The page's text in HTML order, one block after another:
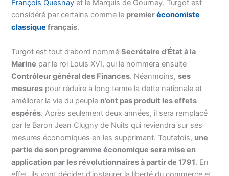
François Quesnay et le Marquis de Gourney. Turgot est
considéré par certains comme le premieréconomiste
classique français.
Turgot est tout d’abord nomméSecrétaire d’État à la
Marine par le roi Louis XVI, qui le nommera ensuite
Contrôleur général des Finances. Néanmoins,ses
mesures pour réduire à long terme la dette nationale et
améliorer la vie du peuple n’ont pas produit les effets
espérés. Après seulement deux années, il sera remplacé
par le Baron Jean Clugny de Nuits qui reviendra sur ses
mesures économiques en les supprimant. Toutefois, une
partie de son programme économique sera mise en
application par les révolutionnaires à partir de 1791. En